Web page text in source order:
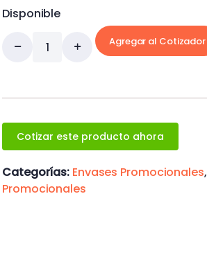
Disponible
Agregar al Cotizador
Cotizar este producto ahora
Categorías: Envases Promocionales,
Promocionales